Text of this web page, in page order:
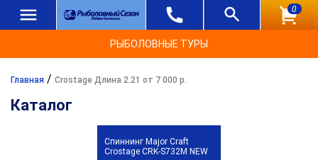
0
РЫБОЛОВНЫЕ ТУРЫ
Главная / Crostage Длина 2.21 от 7 000 р.
Каталог
Спиннинг Major Craft
Crostage CRK-S732M NEW